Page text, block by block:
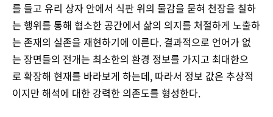
를 들고 유리 상자 안에서 식판 위의 물감을 묻혀 천장을 칠하
는 행위를 통해 협소한 공간에서 삶의 의지를 처절하게 노출하
는 존재의 실존을 재현하기에 이른다. 결과적으로 언어가 없
는 장면들의 전개는 최소한의 환경 정보를 가지고 최대한으
로 확장해 현재를 바라보게 하는데, 따라서 정보 값은 추상적
이지만 해석에 대한 강력한 의존도를 형성한다.